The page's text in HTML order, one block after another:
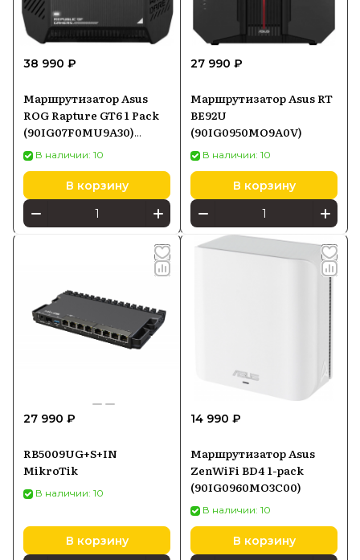
38 990 ₽
Маршрутизатор Asus
ROG Rapture GT6 1 Pack
(90IG07F0MU9A30)
черный
В наличии: 10
В корзину
27 990 ₽
Маршрутизатор Asus RT
BE92U
(90IG0950MO9A0V)
В наличии: 10
В корзину
27 990 ₽
RB5009UG+S+IN
MikroTik
В наличии: 10
В корзину
14 990 ₽
Маршрутизатор Asus
ZenWiFi BD4 1-pack
(90IG0960MO3C00)
В наличии: 10
В корзину